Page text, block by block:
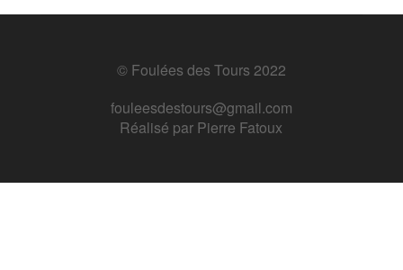
© Foulées des Tours 2022
fouleesdestours@gmail.com
Réalisé par Pierre Fatoux